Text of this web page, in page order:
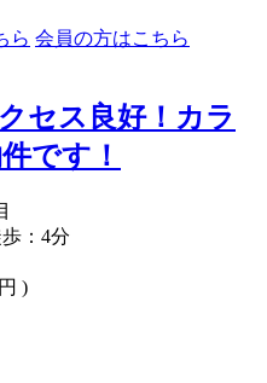
ら 会員の方はこちら
セス良好！カラ
です！
：4分
)